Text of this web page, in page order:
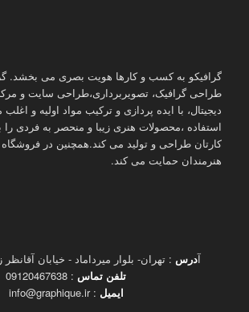
گرافیکو به کسب و کارها هویت بصری می بخشد.
طراحی گرافیک، تصویربرداری،طراحی سایت و
دیجیتال، با ایده پردازی و ترکیب مواد اولیه و اغلب
استفاده ،محصولات هنری زیبا و منحصر به فردی
کارتان طراحی و تولید می کند.همچنین در فروشگاه
هنرمندان حمایت می کند.
آدرس : تهران- بلوار میرداماد - خیابان آقانظر
تلفن تماس : 09120467638
ایمیل : info@graphique.ir